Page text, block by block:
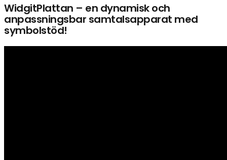
WidgitPlattan – en dynamisk och
anpassningsbar samtalsapparat med
symbolstöd!